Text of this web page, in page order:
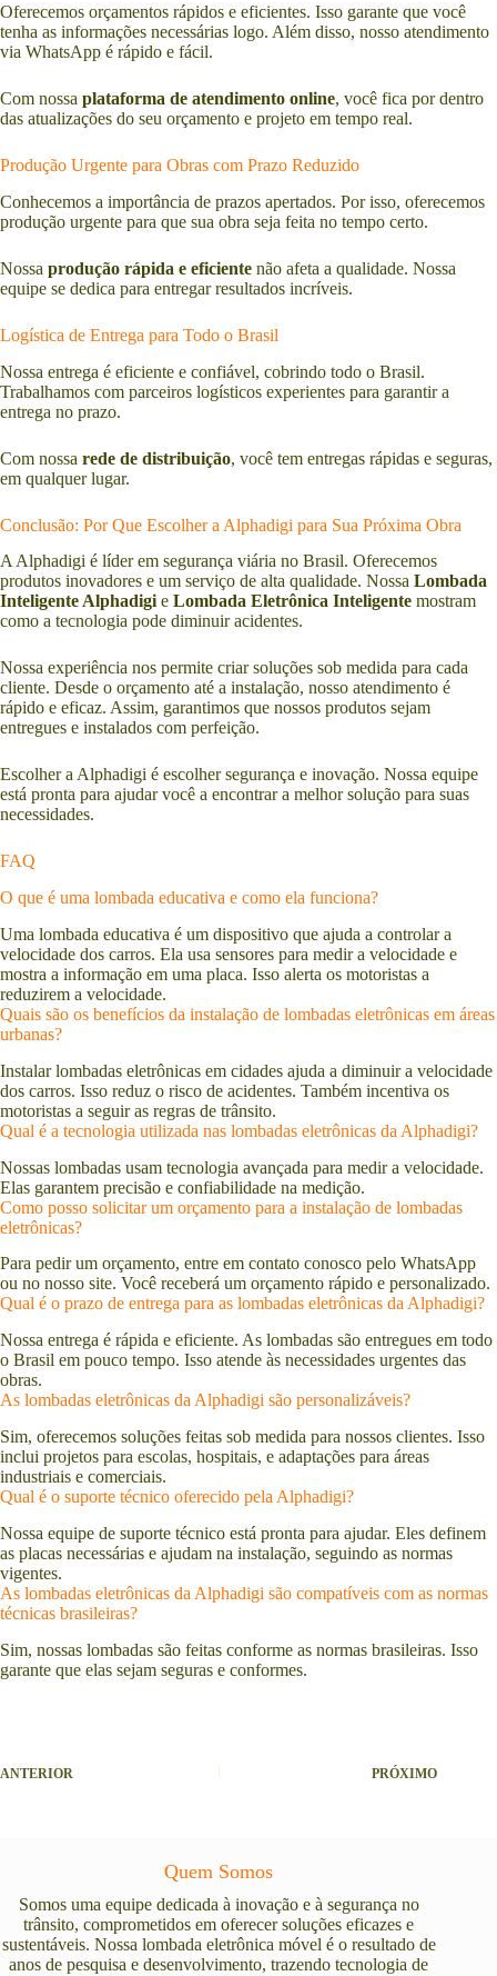
Oferecemos orçamentos rápidos e eficientes. Isso garante que você
tenha as informações necessárias logo. Além disso, nosso atendimento
via WhatsApp é rápido e fácil.
Com nossa plataforma de atendimento online, você fica por dentro
das atualizações do seu orçamento e projeto em tempo real.
Produção Urgente para Obras com Prazo Reduzido
Conhecemos a importância de prazos apertados. Por isso, oferecemos
produção urgente para que sua obra seja feita no tempo certo.
Nossa produção rápida e eficiente não afeta a qualidade. Nossa
equipe se dedica para entregar resultados incríveis.
Logística de Entrega para Todo o Brasil
Nossa entrega é eficiente e confiável, cobrindo todo o Brasil.
Trabalhamos com parceiros logísticos experientes para garantir a
entrega no prazo.
Com nossa rede de distribuição, você tem entregas rápidas e seguras,
em qualquer lugar.
Conclusão: Por Que Escolher a Alphadigi para Sua Próxima Obra
A Alphadigi é líder em segurança viária no Brasil. Oferecemos
produtos inovadores e um serviço de alta qualidade. Nossa Lombada
Inteligente Alphadigi e Lombada Eletrônica Inteligente mostram
como a tecnologia pode diminuir acidentes.
Nossa experiência nos permite criar soluções sob medida para cada
cliente. Desde o orçamento até a instalação, nosso atendimento é
rápido e eficaz. Assim, garantimos que nossos produtos sejam
entregues e instalados com perfeição.
Escolher a Alphadigi é escolher segurança e inovação. Nossa equipe
está pronta para ajudar você a encontrar a melhor solução para suas
necessidades.
FAQ
O que é uma lombada educativa e como ela funciona?
Uma lombada educativa é um dispositivo que ajuda a controlar a
velocidade dos carros. Ela usa sensores para medir a velocidade e
mostra a informação em uma placa. Isso alerta os motoristas a
reduzirem a velocidade.
Quais são os benefícios da instalação de lombadas eletrônicas em áreas
urbanas?
Instalar lombadas eletrônicas em cidades ajuda a diminuir a velocidade
dos carros. Isso reduz o risco de acidentes. Também incentiva os
motoristas a seguir as regras de trânsito.
Qual é a tecnologia utilizada nas lombadas eletrônicas da Alphadigi?
Nossas lombadas usam tecnologia avançada para medir a velocidade.
Elas garantem precisão e confiabilidade na medição.
Como posso solicitar um orçamento para a instalação de lombadas
eletrônicas?
Para pedir um orçamento, entre em contato conosco pelo WhatsApp
ou no nosso site. Você receberá um orçamento rápido e personalizado.
Qual é o prazo de entrega para as lombadas eletrônicas da Alphadigi?
Nossa entrega é rápida e eficiente. As lombadas são entregues em todo
o Brasil em pouco tempo. Isso atende às necessidades urgentes das
obras.
As lombadas eletrônicas da Alphadigi são personalizáveis?
Sim, oferecemos soluções feitas sob medida para nossos clientes. Isso
inclui projetos para escolas, hospitais, e adaptações para áreas
industriais e comerciais.
Qual é o suporte técnico oferecido pela Alphadigi?
Nossa equipe de suporte técnico está pronta para ajudar. Eles definem
as placas necessárias e ajudam na instalação, seguindo as normas
vigentes.
As lombadas eletrônicas da Alphadigi são compatíveis com as normas
técnicas brasileiras?
Sim, nossas lombadas são feitas conforme as normas brasileiras. Isso
garante que elas sejam seguras e conformes.
ANTERIOR PRÓXIMO
Quem Somos
Somos uma equipe dedicada à inovação e à segurança no
trânsito, comprometidos em oferecer soluções eficazes e
sustentáveis. Nossa lombada eletrônica móvel é o resultado de
anos de pesquisa e desenvolvimento, trazendo tecnologia de